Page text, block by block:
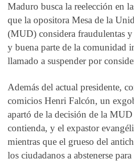
Maduro busca la reelección en
que la opositora Mesa de la
(MUD) considera fraudulentas
y buena parte de la comunidad
llamado a suspender por
Además del actual presidente,
comicios Henri Falcón, un
apartó de la decisión de la
contienda, y el expastor
mientras que el grueso del
los ciudadanos a abstenerse